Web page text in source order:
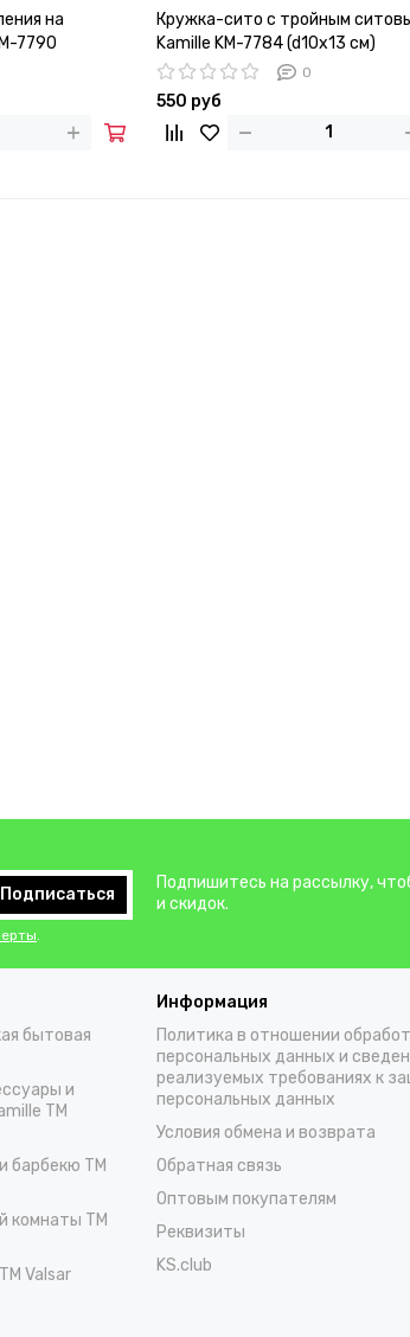
на
7790
Кружка-сито с тройным
Kamille KM-7784 (d10х13 см)
0
550 руб
Подписаться
.
Подпишитесь на рассылку,
и скидок.
бытовая
и
TM
барбекю TM
комнаты TM
Valsar
Информация
Политика в отношении
персональных данных и
реализуемых требованиях к
персональных данных
Условия обмена и возврата
Обратная связь
Оптовым покупателям
Реквизиты
KS.club